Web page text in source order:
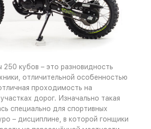
кубов – это разновидность
отличительной особенностью
проходимость на
дорог. Изначально такая
специально для спортивных
– дисциплине, в которой гонщики